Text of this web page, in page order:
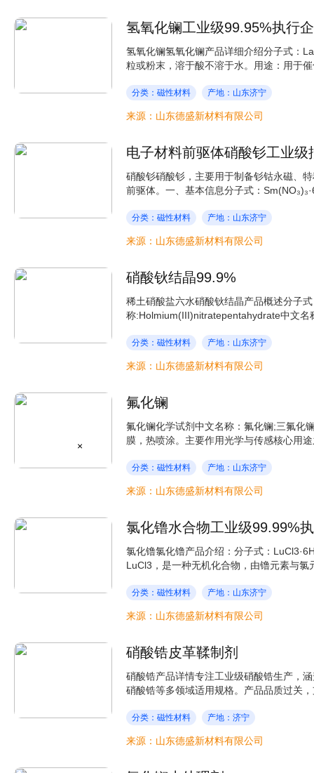
氢氧化镧工业级99.95%执行
氢氧化镧氢氧化镧产品详细介绍分子式：
粒或粉末，溶于酸不溶于水。用途：用于
分类：磁性材料 产地：山东济宁
来源：山东德盛新材料有限公司
电子材料前驱体硝酸钐工业级
硝酸钐硝酸钐，主要用于制备钐钴永磁、
前驱体。一、基本信息分子式：
分类：磁性材料 产地：山东济宁
来源：山东德盛新材料有限公司
硝酸钬结晶99.9%
稀土硝酸盐六水硝酸钬结晶产品概述分子
称:Holmium(III)nitratepentahydrate中文
分类：磁性材料 产地：山东济宁
来源：山东德盛新材料有限公司
氟化镧
氟化镧化学试剂中文名称：氟化镧;三氟化
膜，热喷涂。主要作用光学与传感核心用
分类：磁性材料 产地：山东济宁
来源：山东德盛新材料有限公司
氯化镥水合物工业级99.99%
氯化镥氯化镥产品介绍：分子式：
LuCl3，是一种无机化合物，由镥元素与
分类：磁性材料 产地：山东济宁
来源：山东德盛新材料有限公司
硝酸锆皮革鞣制剂
硝酸锆产品详情专注工业级硝酸锆生产，
硝酸锆等多领域适用规格。产品品质过关
分类：磁性材料 产地：济宁
来源：山东德盛新材料有限公司
×